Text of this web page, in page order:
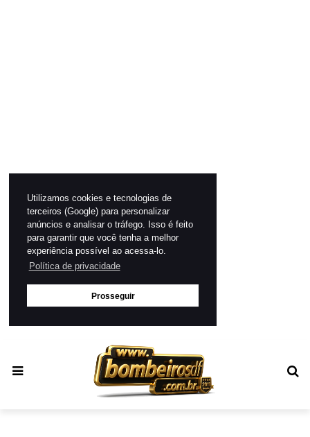
Utilizamos cookies e tecnologias de
terceiros (Google) para personalizar
anúncios e analisar o tráfego. Isso é feito
para garantir que você tenha a melhor
experiência possível ao acessa-lo.
Política de privacidade
Prosseguir